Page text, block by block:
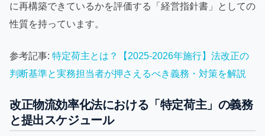
に再構築できているかを評価する「経営指針書」としての
性質を持っています。
参考記事: 特定荷主とは？【2025-2026年施行】法改正の
判断基準と実務担当者が押さえるべき義務・対策を解説
改正物流効率化法における「特定荷主」の義務
と提出スケジュール